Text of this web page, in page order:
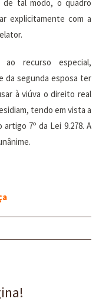
de tal modo, o quadro
explicitamente com a
recurso especial,
da segunda esposa ter
à viúva o direito real
tendo em vista a
7º da Lei 9.278. A